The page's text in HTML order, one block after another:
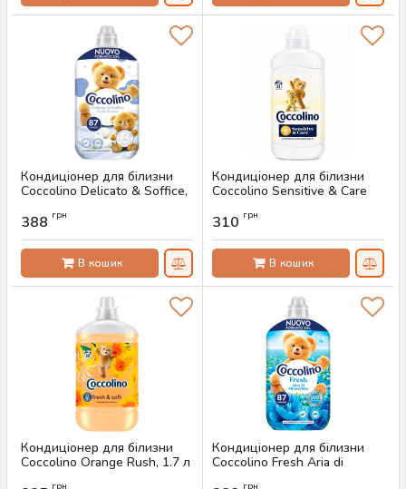
Кондиціонер для білизни
Coccolino Delicato & Soffice,
Артикул:
388 грн
В кошик
Кондиціонер для білизни
Coccolino Sensitive & Care
1.275 л (51 прання)
Артикул:AS-00814
310 грн
В кошик
Кондиціонер для білизни
Coccolino Orange Rush, 1.7 л
грн
Кондиціонер для білизни
Coccolino Fresh Aria di
грн